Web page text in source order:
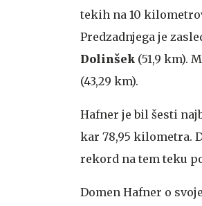
tekih na 10
Predzadnjega je
Dolinšek (51,9 km).
(43,29 km).
Hafner je bil šesti
kar 78,95 kilometra.
rekord na tem teku
Domen Hafner o